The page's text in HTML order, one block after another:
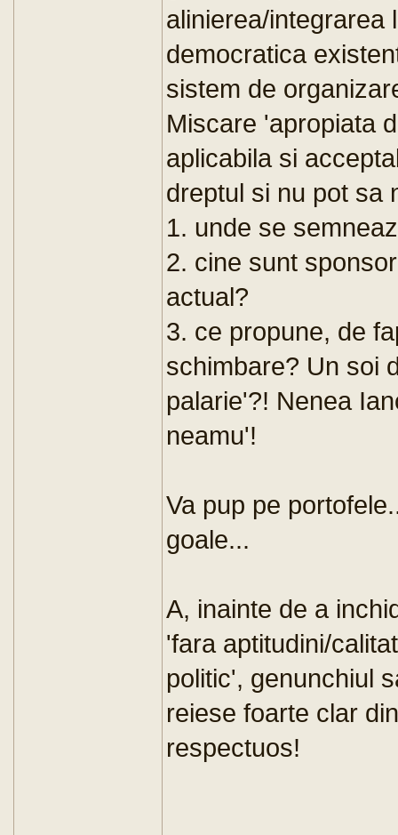
alinierea/integrarea
democratica
sistem de
Miscare 'apropiata
aplicabila si
dreptul si nu pot sa
1. unde se
2. cine sunt
actual?
3. ce propune, de
schimbare? Un soi
palarie'?! Nenea
neamu'!
Va pup pe
goale...
A, inainte de a
'fara aptitudini/
politic', genunchiul
reiese foarte clar
respectuos!